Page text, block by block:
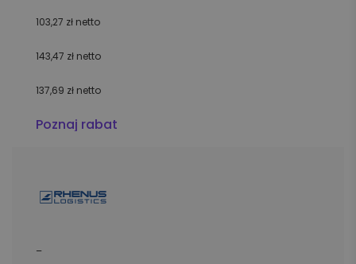
103,27 zł netto
143,47 zł netto
137,69 zł netto
Poznaj rabat
–